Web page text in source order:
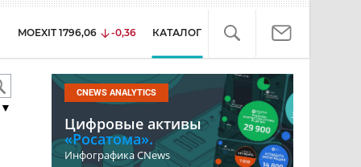
MOEXIT 1796,06 -0,36 КАТАЛОГ
CNEWS ANALYTICS
Цифровые активы
«Росатома».
Инфографика CNews